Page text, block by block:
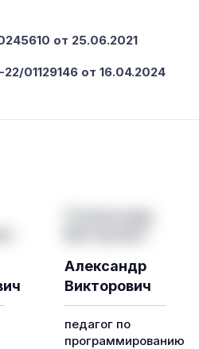
от 25.06.2021
01129146 от 16.04.2024
Александр
Викторович
педагог по
программированию